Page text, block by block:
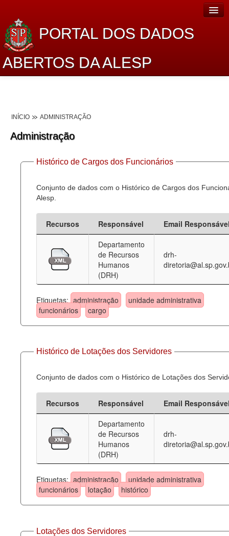
PORTAL DOS DADOS
ABERTOS DA ALESP
Dados Abertos Alesp
Lei de Acesso à Informação
Dados Governamentais Abertos
Planejamento
Catálogo de dados
Processo Legislativo
Administração
Legislação
Agenda
Perguntas frequentes
Contato
INÍCIO ADMINISTRAÇÃO
Administração
Histórico de Cargos dos Funcionários
Conjunto de dados com o Histórico de Cargos dos
Alesp.
Recursos Responsável
Email
Departamento
de Recursos
Humanos
(DRH)
drh-
Etiquetas: administração
unidade administrativa
funcionários
cargo
Histórico de Lotações dos Servidores
Conjunto de dados com o Histórico de Lotações dos
Recursos Responsável
Email
Departamento
de Recursos
Humanos
(DRH)
drh-
Etiquetas: administração
unidade administrativa
funcionários
lotação histórico
Lotações dos Servidores